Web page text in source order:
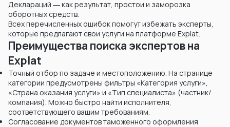
Деклараций ― как результат, простои и заморозка
оборотных средств.
Всех перечисленных ошибок помогут избежать эксперты,
которые предлагают свои услуги на платформе Explat.
Преимущества поиска экспертов на
Explat
Точный отбор по задаче и местоположению. На странице
категории предусмотрены фильтры «Категория услуги»,
«Страна оказания услуги» и «Тип специалиста» (частник/
компания). Можно быстро найти исполнителя,
соответствующего вашим требованиям.
Согласование документов таможенного оформления